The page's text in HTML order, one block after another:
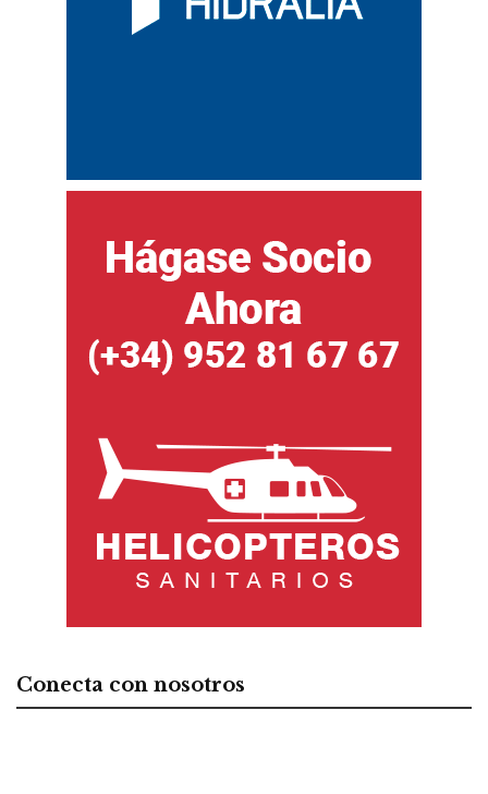
Conecta con nosotros